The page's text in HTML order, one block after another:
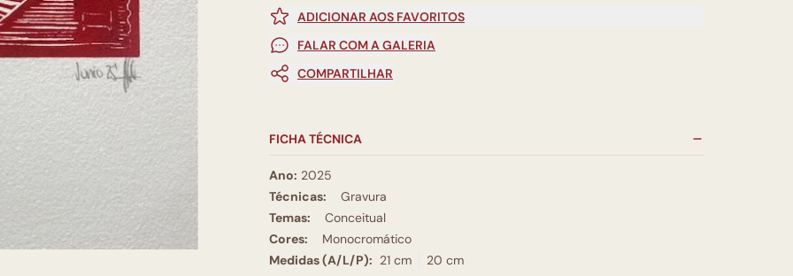
ADICIONAR AOS FAVORITOS
FALAR COM A GALERIA
COMPARTILHAR
FICHA TÉCNICA
Ano: 2025
Técnicas:
Gravura
Temas:
Conceitual
Cores:
Monocromático
Medidas (A/L/P): 21 cm 20 cm